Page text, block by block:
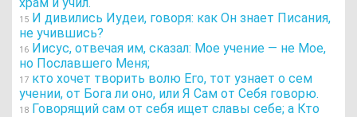
15 И дивились Иудеи, говоря: как Он знает Писания,
не учившись?
16 Иисус, отвечая им, сказал: Мое учение — не Мое,
но Пославшего Меня;
17 кто хочет творить волю Его, тот узнает о сем
учении, от Бога ли оно, или Я Сам от Себя говорю.
18 Говорящий сам от себя ищет славы себе; а Кто